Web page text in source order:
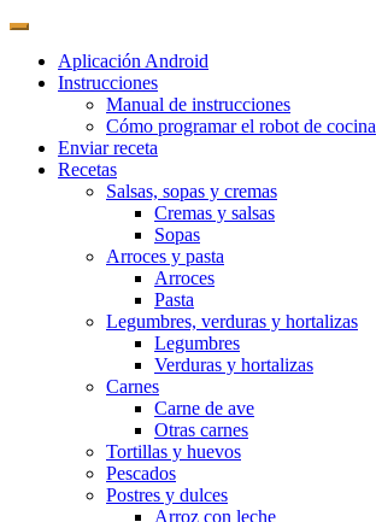
Aplicación Android
Instrucciones
Manual de instrucciones
Cómo programar el robot de cocina
Enviar receta
Recetas
Salsas, sopas y cremas
Cremas y salsas
Sopas
Arroces y pasta
Arroces
Pasta
Legumbres, verduras y hortalizas
Legumbres
Verduras y hortalizas
Carnes
Carne de ave
Otras carnes
Tortillas y huevos
Pescados
Postres y dulces
Arroz con leche